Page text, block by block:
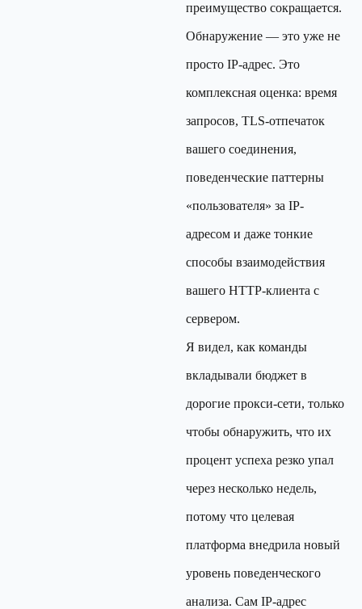
преимущество сокращается.
Обнаружение — это уже не
просто IP-адрес. Это
комплексная оценка: время
запросов, TLS-отпечаток
вашего соединения,
поведенческие паттерны
«пользователя» за IP-
адресом и даже тонкие
способы взаимодействия
вашего HTTP-клиента с
сервером.
Я видел, как команды
вкладывали бюджет в
дорогие прокси-сети, только
чтобы обнаружить, что их
процент успеха резко упал
через несколько недель,
потому что целевая
платформа внедрила новый
уровень поведенческого
анализа. Сам IP-адрес